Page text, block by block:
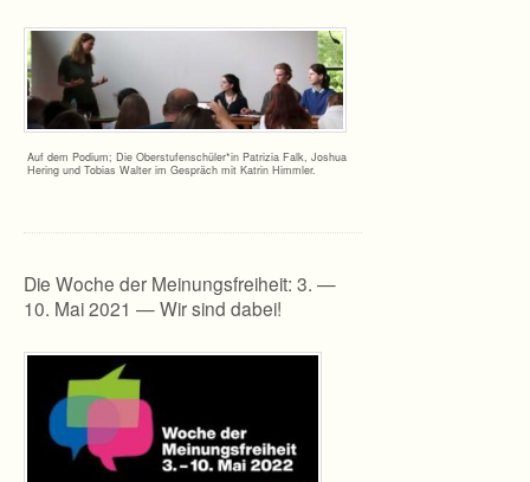
Auf dem Podium; Die Oberstufenschüler*in Patri­zia Falk, Jos­hua
Hering und Tobias Wal­ter im Gespräch mit Kat­rin Himmler.
Die Woche der Meinungsfreiheit: 3. —
10. Mai 2021 — Wir sind dabei!